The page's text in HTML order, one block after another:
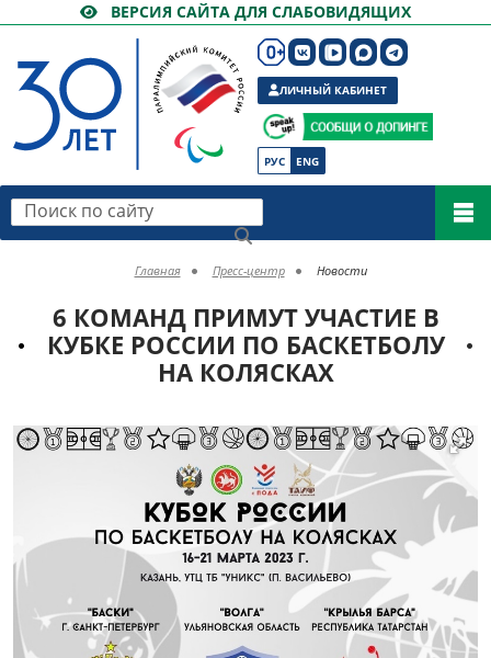
ВЕРСИЯ САЙТА ДЛЯ СЛАБОВИДЯЩИХ
РУС ENG
ЛИЧНЫЙ КАБИНЕТ
Поиск по сайту
Главная Пресс-центр Новости
6 КОМАНД ПРИМУТ УЧАСТИЕ В
КУБКЕ РОССИИ ПО БАСКЕТБОЛУ
НА КОЛЯСКАХ